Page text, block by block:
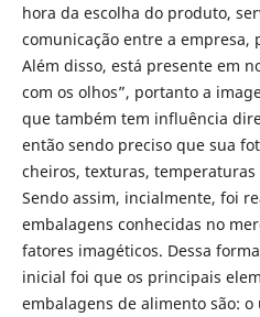
hora da escolha do produto,
comunicação entre a
Além disso, está presente em
com os olhos”, portanto a
que também tem influência
então sendo preciso que sua
cheiros, texturas, temperaturas
Sendo assim, incialmente, foi
embalagens conhecidas no
fatores imagéticos. Dessa
inicial foi que os principais
embalagens de alimento são: